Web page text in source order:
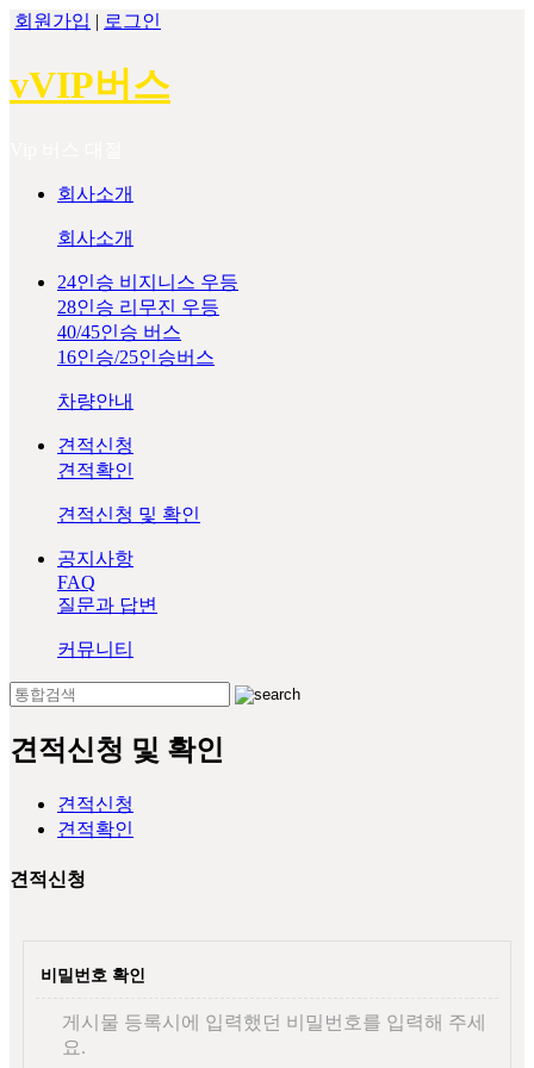
회원가입 | 로그인
vVIP버스
회사소개
회사소개
24인승 비지니스 우등
28인승 리무진 우등
40/45인승 버스
16인승/25인승버스
차량안내
견적신청
견적확인
견적신청 및 확인
공지사항
FAQ
질문과 답변
커뮤니티
견적신청 및 확인
견적신청
견적확인
견적신청
비밀번호 확인
게시물 등록시에 입력했던 비밀번호를 입력해 주세
요.